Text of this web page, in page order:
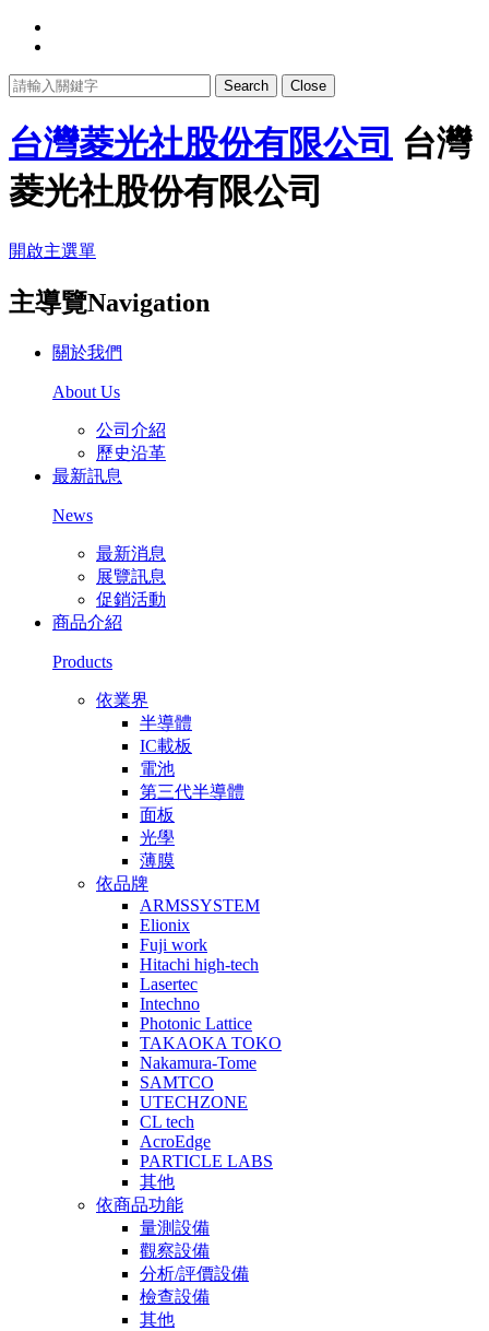
Search Close
台灣菱光社股份有限公司 台灣
菱光社股份有限公司
開啟主選單
主導覽Navigation
關於我們
About Us
公司介紹
歷史沿革
最新訊息
News
最新消息
展覽訊息
促銷活動
商品介紹
Products
依業界
半導體
IC載板
電池
第三代半導體
面板
光學
薄膜
依品牌
ARMSSYSTEM
Elionix
Fuji work
Hitachi high-tech
Lasertec
Intechno
Photonic Lattice
TAKAOKA TOKO
Nakamura-Tome
SAMTCO
UTECHZONE
CL tech
AcroEdge
PARTICLE LABS
其他
依商品功能
量測設備
觀察設備
分析/評價設備
檢查設備
其他